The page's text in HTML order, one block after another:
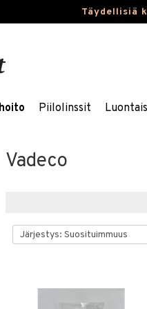
Täydellisiä
Piilolinssit
Vadeco